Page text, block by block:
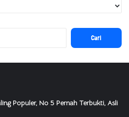
Cari
untuk:
Populer, No 5 Pernah Terbukti, Asli